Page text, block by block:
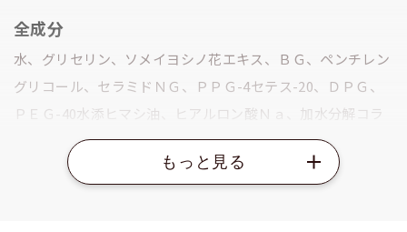
全成分
水、グリセリン、ソメイヨシノ花エキス、ＢＧ、ペンチレン
グリコール、セラミドＮＧ、ＰＰＧ-4セテス-20、ＤＰＧ、
ＰＥＧ-40水添ヒマシ油、ヒアルロン酸Ｎａ、加水分解コラ
ーゲン、ハトムギ種子エキス、キサンタンガム、ＥＤＴＡ-2
Ｎａ、クエン酸、クエンＮａ、フェノキシエタノール、セン